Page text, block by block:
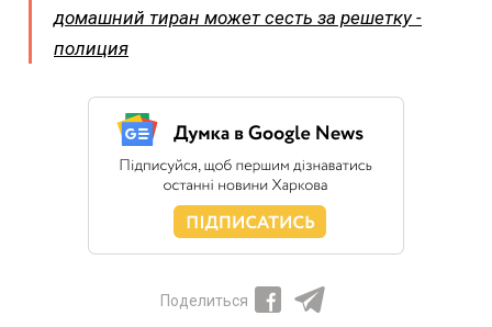
домашний тиран может сесть за решетку -
полиция
Поделиться